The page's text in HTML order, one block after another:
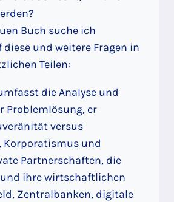
Buch suche ich
und weitere Fragen in
Teilen:
die Analyse und
Problemlösung, er
versus
Korporatismus und
Partnerschaften, die
und ihre wirtschaftlichen
Zentralbanken, digitale